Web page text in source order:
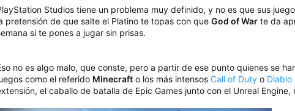
Studios tiene un problema muy definido, y no es que sus
pretensión de que salte el Platino te topas con que God of War te da
si te pones a jugar sin prisas.
no es algo malo, que conste, pero a partir de ese punto quienes se
como el referido Minecraft o los más intensos Call of Duty o Diablo
el caballo de batalla de Epic Games junto con el Unreal